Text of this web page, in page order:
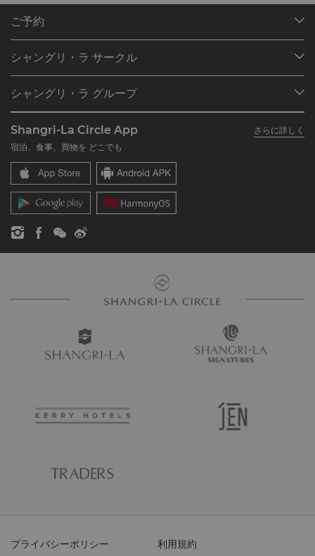
ご予約
ご予約の検索
レストラン＆バー
シャングリ・ラ サークル
シャングリ・ラ サークルに入会
よくあるお問合せや質問
SLCに関するお問い合わせ
シャングリ・ラ グループ
シャングリ・ラ ブランド
シャングリ・ラ センター
レジデンス
お問い合わせ
採用情報
企業の社会的責任
ニュース
Shangri-La Circle App
さらに詳しく
宿泊、食事、買物を どこでも
プライバシーポリシー 利用規約